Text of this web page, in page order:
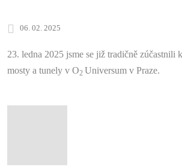
06. 02. 2025
23. ledna 2025 jsme se již tradičně zúčastnili
mosty a tunely v O2 Universum v Praze.